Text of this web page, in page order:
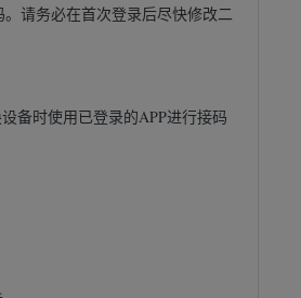
请务必在首次登录后尽快修改二
备时使用已登录的APP进行接码